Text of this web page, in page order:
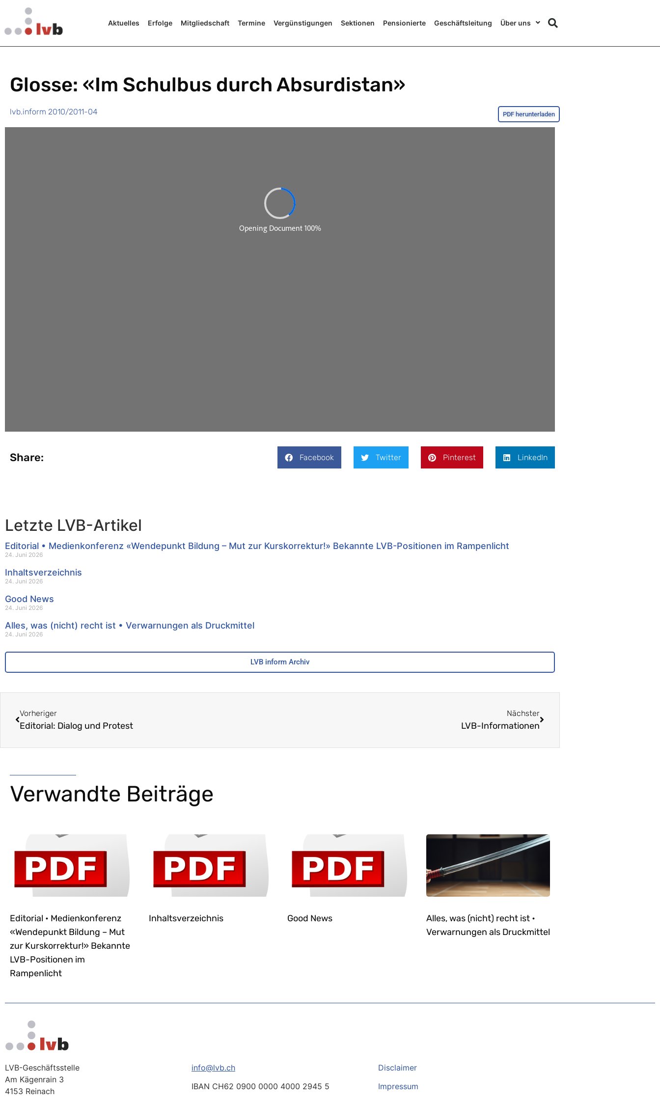
Aktuelles Erfolge Mitgliedschaft Termine Vergünstigungen Sektionen Pensionierte Geschäftsleitung Über uns
Glosse: «Im Schulbus durch Absurdistan»
lvb.inform 2010/2011-04 PDF herunterladen
Share: Facebook Twitter Pinterest LinkedIn
Letzte LVB-Artikel
Editorial • Medienkonferenz «Wendepunkt Bildung – Mut zur Kurskorrektur!» Bekannte LVB-Positionen im Rampenlicht
24. Juni 2026
Inhaltsverzeichnis
24. Juni 2026
Good News
24. Juni 2026
Alles, was (nicht) recht ist • Verwarnungen als Druckmittel
24. Juni 2026
LVB inform Archiv
Vorheriger
Editorial: Dialog und Protest
Nächster
LVB-Informationen
Verwandte Beiträge
Editorial • Medienkonferenz
«Wendepunkt Bildung – Mut
zur Kurskorrektur!» Bekannte
LVB-Positionen im
Rampenlicht
Inhaltsverzeichnis Good News
Alles, was (nicht) recht ist •
Verwarnungen als Druckmittel
LVB-Geschäftsstelle
Am Kägenrain 3
4153 Reinach
info@lvb.ch
IBAN CH62 0900 0000 4000 2945 5
Disclaimer
Impressum